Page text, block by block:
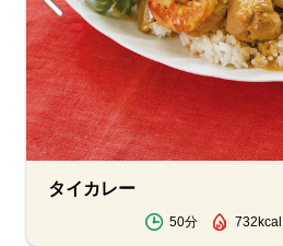
タイカレー
50分 732kcal